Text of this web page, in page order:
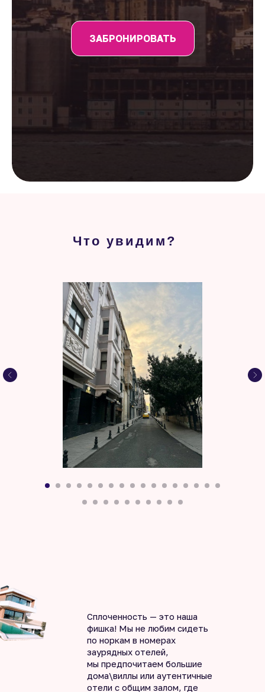
ЗАБРОНИРОВАТЬ
Что увидим?
Сплоченность — это наша
фишка! Мы не любим сидеть
по норкам в номерах
заурядных отелей,
мы предпочитаем большие
дома\виллы или аутентичные
отели с общим залом, где